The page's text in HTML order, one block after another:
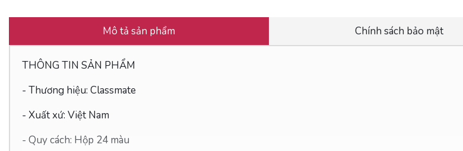
Mô tả sản phẩm Chính sách bảo mật
THÔNG TIN SẢN PHẨM
- Thương hiệu: Classmate
- Xuất xứ: Việt Nam
- Quy cách: Hộp 24 màu